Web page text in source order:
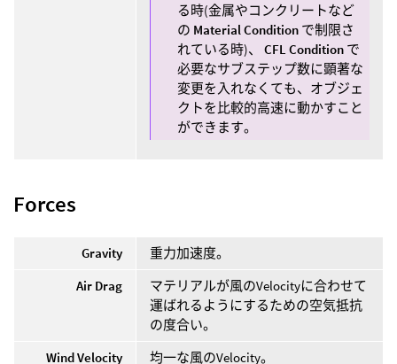
る時(金属やコンクリートなど
の Material Condition で制限さ
れている時)、 CFL Condition で
必要なサブステップ数に顕著な
変更を入れなくても、オブジェ
クトを比較的高速に動かすこと
ができます。
Forces
Gravity
重力加速度。
Air Drag
マテリアルが風のVelocityに合わせて
運ばれるようにするための空気抵抗
の度合い。
Wind Velocity
均一な風のVelocity。